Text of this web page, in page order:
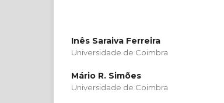
Inês Saraiva Ferreira
Universidade de Coimbra
Mário R. Simões
Universidade de Coimbra